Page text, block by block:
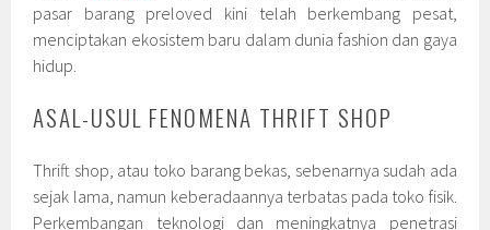
pasar barang preloved kini telah berkembang pesat,
menciptakan ekosistem baru dalam dunia fashion dan gaya
hidup.
ASAL-USUL FENOMENA THRIFT SHOP
Thrift shop, atau toko barang bekas, sebenarnya sudah ada
sejak lama, namun keberadaannya terbatas pada toko fisik.
Perkembangan teknologi dan meningkatnya penetrasi